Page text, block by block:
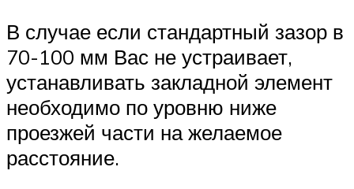
В случае если стандартный зазор в
70-100 мм Вас не устраивает,
устанавливать закладной элемент
необходимо по уровню ниже
проезжей части на желаемое
расстояние.